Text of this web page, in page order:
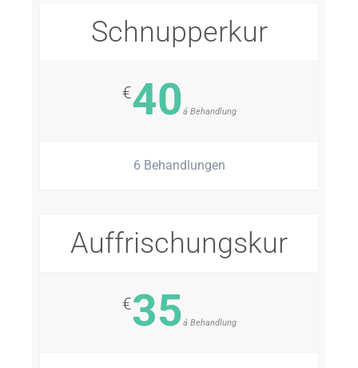
Schnupperkur
€40 á Behandlung
6 Behandlungen
Auffrischungskur
€35á Behandlung